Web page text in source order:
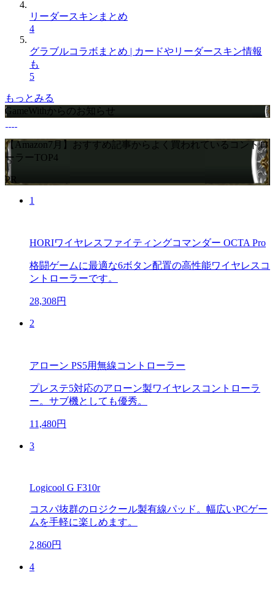
リーダースキンまとめ
4
グラブルコラボまとめ | カードやリーダースキン情報
も
5
もっとみる
GameWithからのお知らせ
【Amazon7月】おすすめ記事からよく買われているコントロ
ーラーTOP4
PR
1
HORIワイヤレスファイティングコマンダー OCTA Pro
格闘ゲームに最適な6ボタン配置の高性能ワイヤレスコ
ントローラーです。
28,308円
2
アローン PS5用無線コントローラー
プレステ5対応のアローン製ワイヤレスコントローラ
ー。サブ機としても優秀。
11,480円
3
Logicool G F310r
コスパ抜群のロジクール製有線パッド。幅広いPCゲー
ムを手軽に楽しめます。
2,860円
4